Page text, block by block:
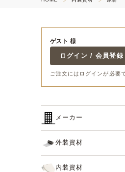
ゲスト 様
ログイン / 会員登録
ご注文にはログインが必要
メーカー
外装資材
内装資材